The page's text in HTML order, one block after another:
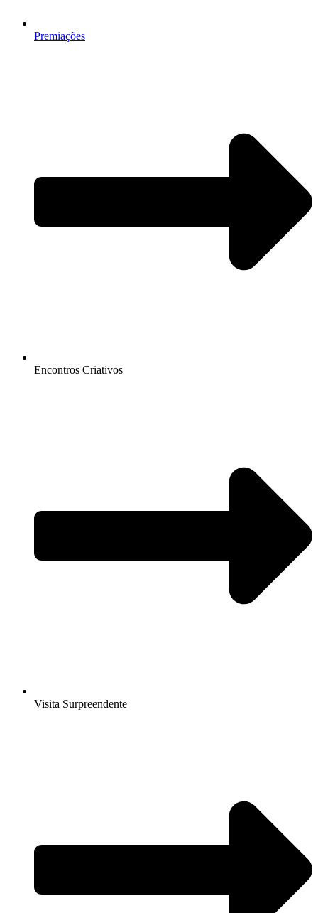
Premiações
Encontros Criativos
Visita Surpreendente